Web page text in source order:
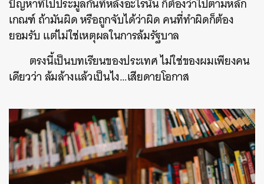
เกณฑ์ ถ้ามันผิด หรือถูกจับได้ว่าผิด คนที่ทำผิดก็ต้อง
ยอมรับ แต่ไม่ใช่เหตุผลในการล้มรัฐบาล
ตรงนี้เป็นบทเรียนของประเทศ ไม่ใช่ของผมเพียงคน
เดียวว่า ล้มล้างแล้วเป็นไง…เสียดายโอกาส